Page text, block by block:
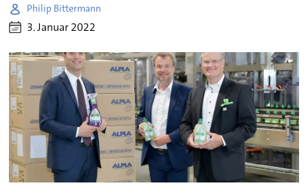
Philip Bittermann
3. Januar 2022